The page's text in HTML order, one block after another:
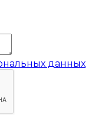
данных